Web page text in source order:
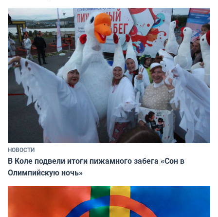
НОВОСТИ
В Коле подвели итоги пижамного забега «Сон в
Олимпийскую ночь»